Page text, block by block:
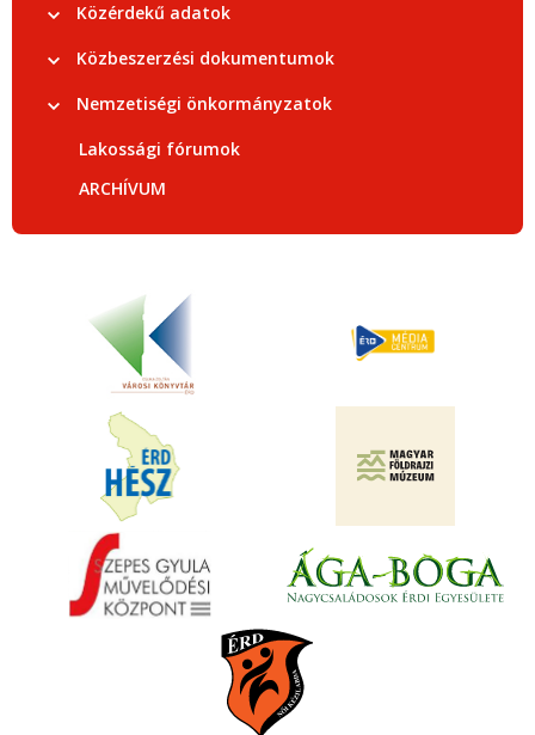
Közérdekű adatok
Közbeszerzési dokumentumok
Nemzetiségi önkormányzatok
Lakossági fórumok
ARCHÍVUM